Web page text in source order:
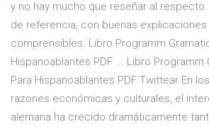
y no hay mucho que reseñar al
de referencia, con buenas
comprensibles. Libro Programm
Hispanoablantes PDF ... Libro Programm
Para Hispanoablantes PDF Twittear En
razones económicas y culturales, el
alemana ha crecido dramáticamente